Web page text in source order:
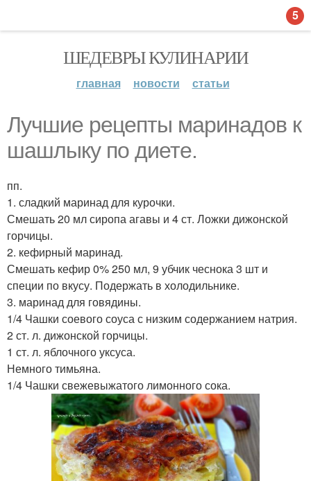
ШЕДЕВРЫ КУЛИНАРИИ
главная новости статьи
Лучшие рецепты маринадов к
шашлыку по диете.
пп.
1. сладкий маринад для курочки.
Смешать 20 мл сиропа агавы и 4 ст. Ложки дижонской
горчицы.
2. кефирный маринад.
Смешать кефир 0% 250 мл, 9 убчик чеснока 3 шт и
специи по вкусу. Подержать в холодильнике.
3. маринад для говядины.
1/4 Чашки соевого соуса с низким содержанием натрия.
2 ст. л. дижонской горчицы.
1 ст. л. яблочного уксуса.
Немного тимьяна.
1/4 Чашки свежевыжатого лимонного сока.
5